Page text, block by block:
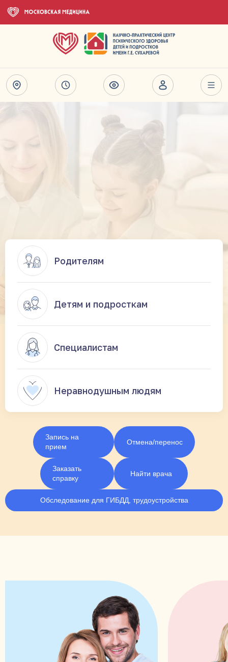
Родителям
Детям и подросткам
Специалистам
Неравнодушным людям
Запись на
прием
Отмена/перенос
Заказать
справку
Найти врача
Обследование для ГИБДД, трудоустройства